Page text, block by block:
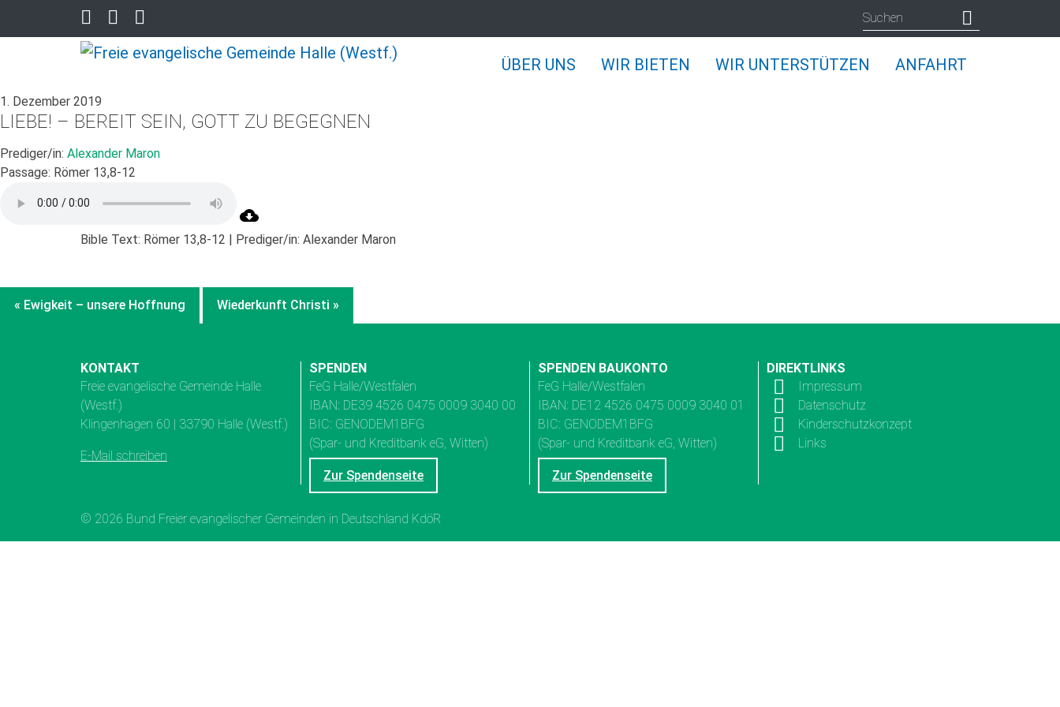
ÜBER UNS WIR BIETEN WIR UNTERSTÜTZEN ANFAHRT
1. Dezember 2019
LIEBE! – BEREIT SEIN, GOTT ZU BEGEGNEN
Prediger/in: Alexander Maron
Passage: Römer 13,8-12
Bible Text: Römer 13,8-12 | Prediger/in: Alexander Maron
« Ewigkeit – unsere Hoffnung Wiederkunft Christi »
KONTAKT
Freie evangelische Gemeinde Halle
(Westf.)
Klingenhagen 60 | 33790 Halle (Westf.)
E-Mail schreiben
SPENDEN
FeG Halle/Westfalen
IBAN: DE39 4526 0475 0009 3040 00
BIC: GENODEM1BFG
(Spar- und Kreditbank eG, Witten)
Zur Spendenseite
SPENDEN BAUKONTO
FeG Halle/Westfalen
IBAN: DE12 4526 0475 0009 3040 01
BIC: GENODEM1BFG
(Spar- und Kreditbank eG, Witten)
Zur Spendenseite
DIREKTLINKS
Impressum
Datenschutz
Kinderschutzkonzept
Links
© 2026 Bund Freier evangelischer Gemeinden in Deutschland KdöR